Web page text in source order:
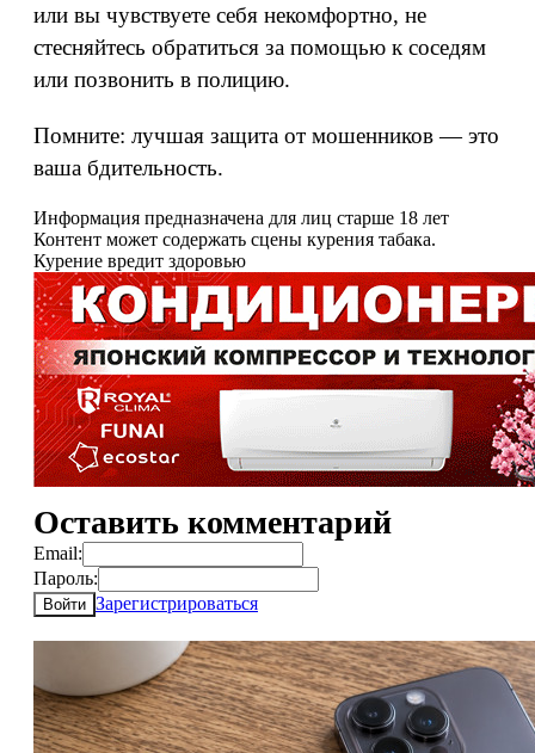
или вы чувствуете себя некомфортно, не
стесняйтесь обратиться за помощью к соседям
или позвонить в полицию.
Помните: лучшая защита от мошенников — это
ваша бдительность.
Информация предназначена для лиц старше 18 лет
Контент может содержать сцены курения табака.
Курение вредит здоровью
Оставить комментарий
Email:
Пароль:
Войти Зарегистрироваться